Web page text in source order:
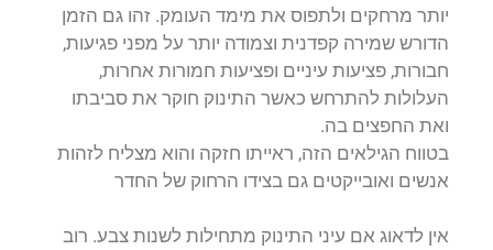
יותר מרחקים ולתפוס את מימד העומק. זהו גם הזמן
הדורש שמירה קפדנית וצמודה יותר על מפני פגיעות,
חבורות, פציעות עיניים ופציעות חמורות אחרות,
העלולות להתרחש כאשר התינוק חוקר את סביבתו
ואת החפצים בה.
בטווח הגילאים הזה, ראייתו חזקה והוא מצליח לזהות
אנשים ואובייקטים גם בצידו הרחוק של החדר
אין לדאוג אם עיני התינוק מתחילות לשנות צבע. רוב